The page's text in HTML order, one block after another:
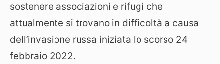
sostenere associazioni e rifugi che
attualmente si trovano in difficoltà a causa
dell’invasione russa iniziata lo scorso 24
febbraio 2022.